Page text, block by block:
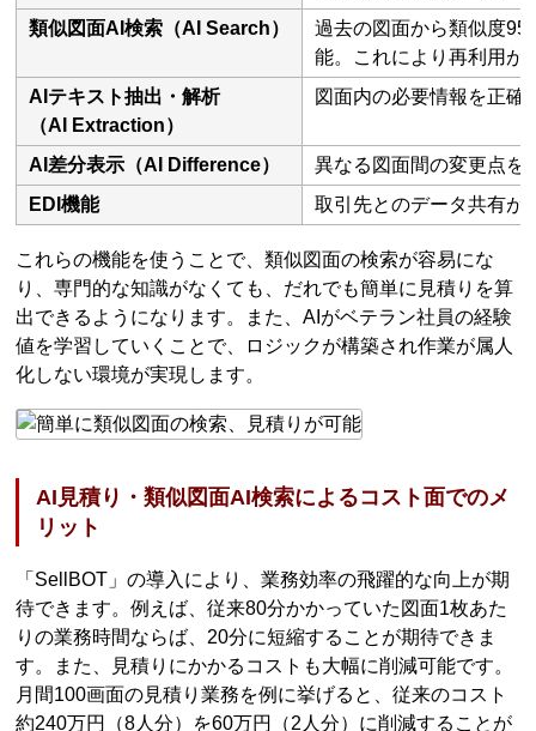
類似図面AI検索（AI Search）
過去の図面から類似度
能。これにより再利用が
AIテキスト抽出・解析
（AI Extraction）
図面内の必要情報を正確
AI差分表示（AI Difference）
異なる図面間の変更点を
EDI機能
取引先とのデータ共有が
これらの機能を使うことで、類似図面の検索が容易にな
り、専門的な知識がなくても、だれでも簡単に見積りを算
出できるようになります。また、AIがベテラン社員の経験
値を学習していくことで、ロジックが構築され作業が属人
化しない環境が実現します。
AI見積り・類似図面AI検索によるコスト面でのメ
リット
「SellBOT」の導入により、業務効率の飛躍的な向上が期
待できます。例えば、従来80分かかっていた図面1枚あた
りの業務時間ならば、20分に短縮することが期待できま
す。また、見積りにかかるコストも大幅に削減可能です。
月間100画面の見積り業務を例に挙げると、従来のコスト
約240万円（8人分）を60万円（2人分）に削減することが